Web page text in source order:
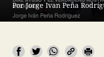
Por Jorge Ivan Peña